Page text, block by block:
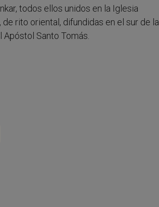
todos ellos unidos en la Iglesia
rito oriental, difundidas en el sur de la
Apóstol Santo Tomás.